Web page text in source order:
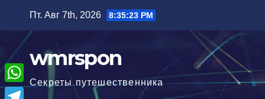
содержимому
Пт. Авг 7th, 2026 8:35:24 PM
wmrspon
Секреты путешественника
W